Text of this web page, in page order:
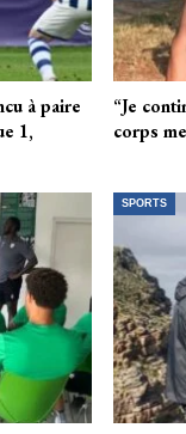
à paire
1,
“Je
corps
SPORTS